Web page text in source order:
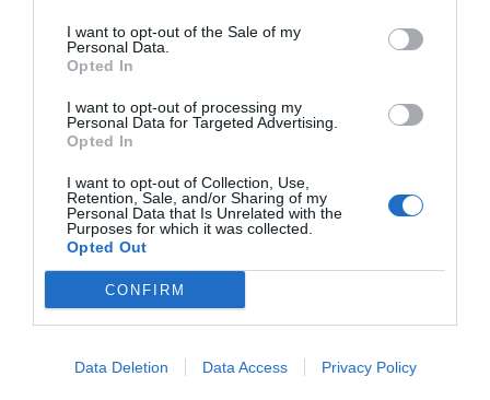
I want to opt-out of the Sale of my
Personal Data.
Opted In
I want to opt-out of processing my
Personal Data for Targeted Advertising.
Opted In
I want to opt-out of Collection, Use,
Retention, Sale, and/or Sharing of my
Personal Data that Is Unrelated with the
Purposes for which it was collected.
Opted Out
CONFIRM
Data Deletion Data Access Privacy Policy
El COF de Navarra camina firme
hacia la farmacia asistencial
El Colegio está implantando con éxito la
plataforma NodoFarma Asistencial
La Red FoCo se consolida como
facilitadora para la prestación de
servicios en las farmacias
20/06/2019
Hoy se ha celebrado la I Jornada Red FoCo,
organizada por el Consejo General de
Colegios Farmacéuticos. Dicha red está
de farmacéuticos que trabajan como